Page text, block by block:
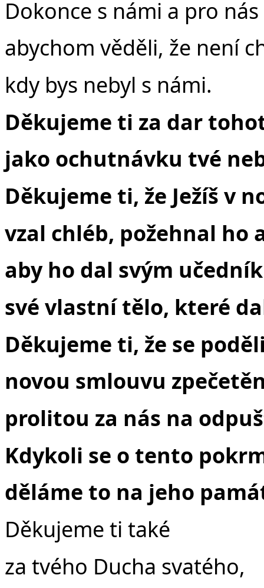
Dokonce s námi a pro
abychom věděli, že není
kdy bys nebyl s námi.
Děkujeme ti za dar
jako ochutnávku tvé
Děkujeme ti, že Ježíš v
vzal chléb, požehnal ho
aby ho dal svým
své vlastní tělo, které
Děkujeme ti, že se
novou smlouvu
prolitou za nás na
Kdykoli se o tento
děláme to na jeho
Děkujeme ti také
za tvého Ducha svatého,